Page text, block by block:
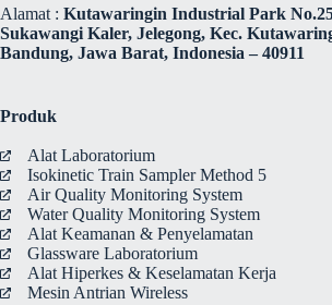
Alamat : Kutawaringin Industrial Park
Sukawangi Kaler, Jelegong, Kec.
Bandung, Jawa Barat, Indonesia – 40911
Produk
Alat Laboratorium
Isokinetic Train Sampler Method 5
Air Quality Monitoring System
Water Quality Monitoring System
Alat Keamanan & Penyelamatan
Glassware Laboratorium
Alat Hiperkes & Keselamatan Kerja
Mesin Antrian Wireless